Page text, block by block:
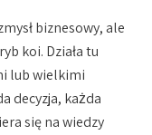
biznesowy, ale
koi. Działa tu
lub wielkimi
decyzja, każda
się na wiedzy